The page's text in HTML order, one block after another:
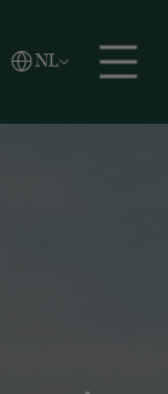
Zoeken
NL
Vlaams
English